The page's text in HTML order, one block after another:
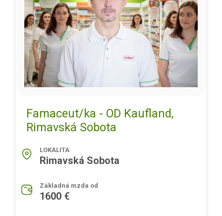
Famaceut/ka - OD Kaufland,
Rimavská Sobota
LOKALITA
Rimavská Sobota
Základná mzda od
1600 €